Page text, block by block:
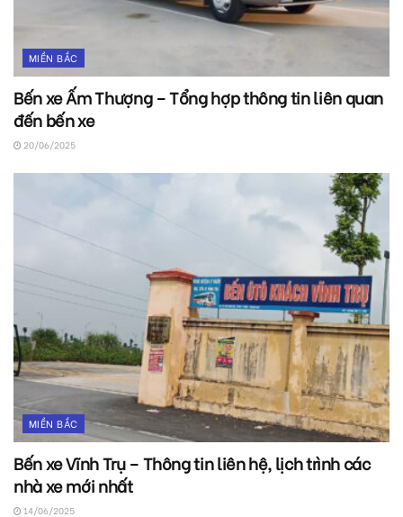
MIỀN BẮC
Bến xe Ấm Thượng – Tổng hợp thông tin liên quan
đến bến xe
20/06/2025
MIỀN BẮC
Bến xe Vĩnh Trụ – Thông tin liên hệ, lịch trình các
nhà xe mới nhất
14/06/2025